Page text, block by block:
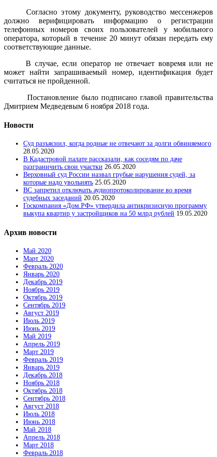
Согласно этому документу, руководство мессенжеров
должно верифицировать информацию о регистрации
телефонных номеров своих пользователей у мобильного
оператора, который в течение 20 минут обязан передать ему
соответствующие данные.
В случае, если оператор не отвечает вовремя или не
может найти запрашиваемый номер, идентификация будет
считаться не пройденной.
Постановление было подписано главой правительства
Дмитрием Медведевым 6 ноября 2018 года.
Новости
Суд разъяснил, когда родные не отвечают за долги обвиняемого
28.05.2020
В Кадастровой палате рассказали, как соседям по даче
разграничить свои участки 26.05.2020
Верховный суд России назвал грубые нарушения судей, за
которые надо увольнять 25.05.2020
ВС запретил отключать аудиопротоколирование во время
судебных заседаний 20.05.2020
Госкомпания «Дом.РФ» утвердила антикризисную программу
выкупа квартир у застройщиков на 50 млрд рублей 19.05.2020
Архив новости
Май 2020
Март 2020
Февраль 2020
Январь 2020
Декабрь 2019
Ноябрь 2019
Октябрь 2019
Сентябрь 2019
Август 2019
Июль 2019
Июнь 2019
Май 2019
Апрель 2019
Март 2019
Февраль 2019
Январь 2019
Декабрь 2018
Ноябрь 2018
Октябрь 2018
Сентябрь 2018
Август 2018
Июль 2018
Июнь 2018
Май 2018
Апрель 2018
Март 2018
Февраль 2018